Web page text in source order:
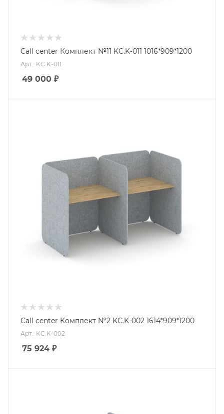
Call center Комплект №11 KC.K-011 1016*909*1200
Арт.: KC.K-011
49 000 ₽
Call center Комплект №2 KC.K-002 1614*909*1200
Арт.: KC.K-002
75 924 ₽